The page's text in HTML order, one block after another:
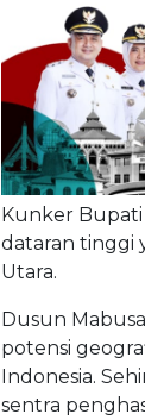
Kunker
dataran tinggi
Utara.
Dusun
potensi
Indonesia.
sentra